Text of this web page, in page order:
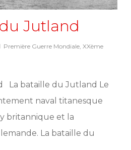
Jutland
Première Guerre Mondiale, XXème
La bataille du Jutland Le
naval titanesque
britannique et la
La bataille du